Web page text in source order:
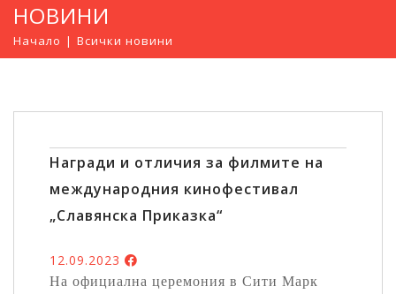
НОВИНИ
Начало Всички новини
Награди и отличия за филмите на
международния кинофестивал
„Славянска Приказка“
12.09.2023
На официална церемония в Сити Марк